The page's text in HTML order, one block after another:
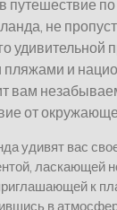
путешествие
не
удивительной
и
вам
от
удивят вас
ласкающей
к
в